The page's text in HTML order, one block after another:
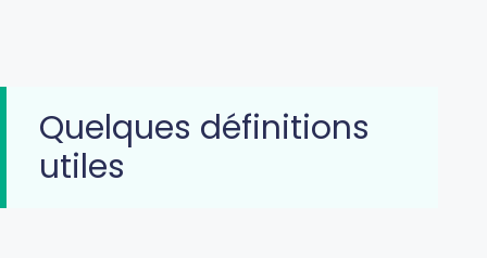
Quelques définitions
utiles